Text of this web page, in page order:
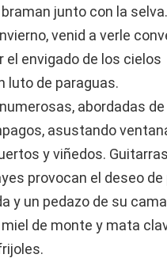
junto con la selva.
venid a verle
el envigado de los cielos
luto de paraguas.
abordadas
asustando
y viñedos.
provocan el deseo
y un pedazo de su
de monte y mata